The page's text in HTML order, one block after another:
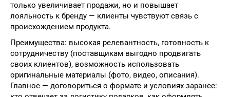
только увеличивает продажи, но и повышает
лояльность к бренду — клиенты чувствуют связь с
происхождением продукта.
Преимущества: высокая релевантность, готовность к
сотрудничеству (поставщикам выгодно продвигать
своих клиентов), возможность использовать
оригинальные материалы (фото, видео, описания).
Главное — договориться о формате и условиях заранее: